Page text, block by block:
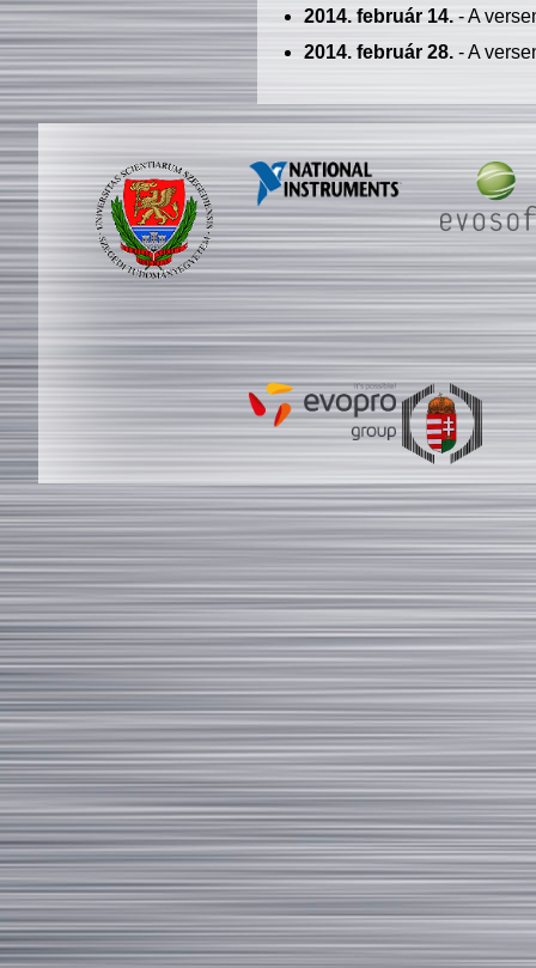
2014. február 14.- A
2014. február 28.- A